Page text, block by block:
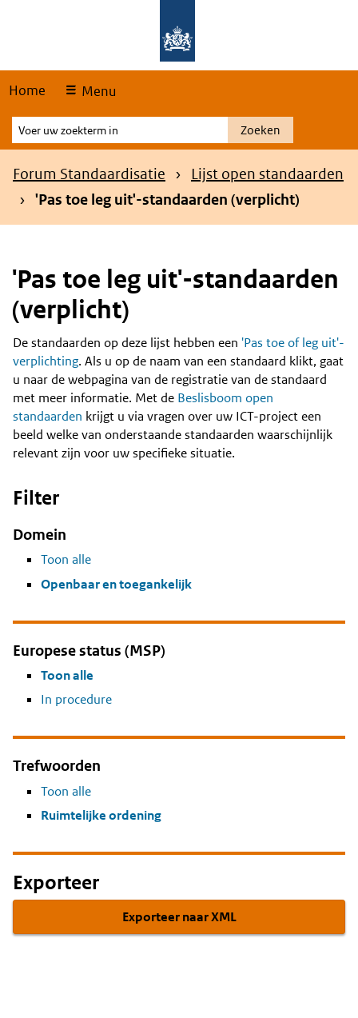
Home Menu
Voer
uw
zoekterm
Zoeken
Kruimelpad
Forum Standaardisatie
Lijst open standaarden
'Pas toe leg uit'-standaarden (verplicht)
'Pas toe leg uit'-standaarden
(verplicht)
Content
De standaarden op deze lijst hebben een 'Pas toe of leg uit'-
verplichting. Als u op de naam van een standaard klikt, gaat
u naar de webpagina van de registratie van de standaard
met meer informatie. Met de Beslisboom open
standaarden krijgt u via vragen over uw ICT-project een
beeld welke van onderstaande standaarden waarschijnlijk
relevant zijn voor uw specifieke situatie.
Filter
Domein
Toon alle
Openbaar en toegankelijk
Europese status (MSP)
Toon alle
In procedure
Trefwoorden
Toon alle
Ruimtelijke ordening
Exporteer
Exporteer naar XML